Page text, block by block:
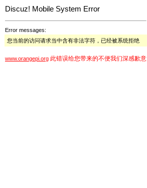
Discuz! Mobile System Error
Error messages:
您当前的访问请求当中含有非法字符，已经被系统拒绝
www.orangepi.org 此错误给您带来的不便我们深感歉意